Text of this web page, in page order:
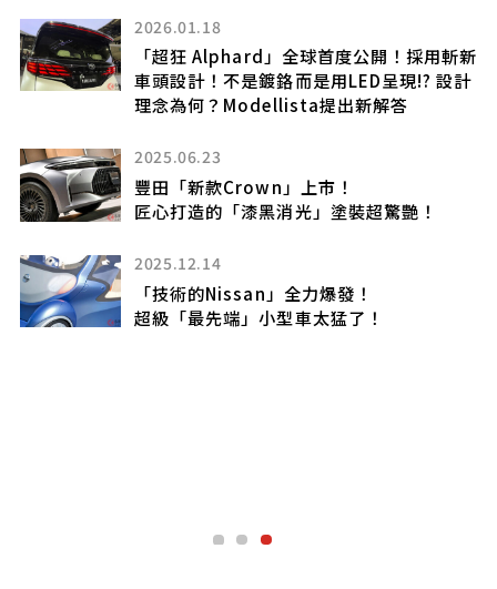
2026.01.18
「超狂 Alphard」全球首度公開！採用斬新
車頭設計！不是鍍鉻而是用LED呈現!? 設計
理念為何？Modellista提出新解答
2025.06.23
豐田「新款Crown」上市！
匠心打造的「漆黑消光」塗裝超驚艷！
2025.12.14
「技術的Nissan」全力爆發！
超級「最先端」小型車太猛了！